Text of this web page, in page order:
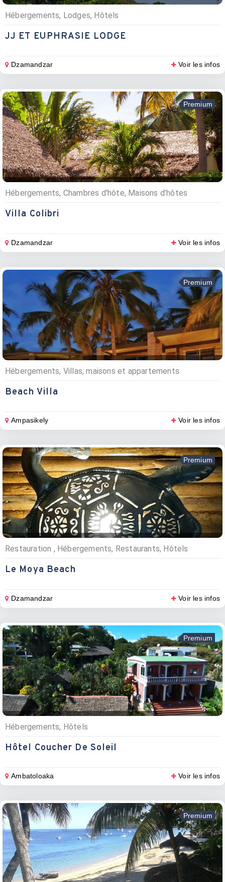
Hébergements, Lodges, Hôtels
JJ ET EUPHRASIE LODGE
Dzamandzar Voir les infos
Premium
Hébergements, Chambres d'hôte, Maisons d’hôtes
Villa Colibri
Dzamandzar Voir les infos
Premium
Hébergements, Villas, maisons et appartements
Beach Villa
Ampasikely Voir les infos
Premium
Restauration , Hébergements, Restaurants, Hôtels
Le Moya Beach
Dzamandzar Voir les infos
Premium
Hébergements, Hôtels
Hôtel Coucher De Soleil
Ambatoloaka Voir les infos
Premium